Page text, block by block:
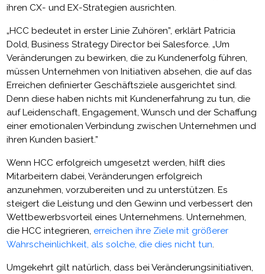
ihren CX- und EX-Strategien ausrichten.
„HCC bedeutet in erster Linie Zuhören”, erklärt Patricia
Dold, Business Strategy Director bei Salesforce. „Um
Veränderungen zu bewirken, die zu Kundenerfolg führen,
müssen Unternehmen von Initiativen absehen, die auf das
Erreichen definierter Geschäftsziele ausgerichtet sind.
Denn diese haben nichts mit Kundenerfahrung zu tun, die
auf Leidenschaft, Engagement, Wunsch und der Schaffung
einer emotionalen Verbindung zwischen Unternehmen und
ihren Kunden basiert.”
Wenn HCC erfolgreich umgesetzt werden, hilft dies
Mitarbeitern dabei, Veränderungen erfolgreich
anzunehmen, vorzubereiten und zu unterstützen. Es
steigert die Leistung und den Gewinn und verbessert den
Wettbewerbsvorteil eines Unternehmens. Unternehmen,
die HCC integrieren, erreichen ihre Ziele mit größerer
Wahrscheinlichkeit, als solche, die dies nicht tun.
Umgekehrt gilt natürlich, dass bei Veränderungsinitiativen,